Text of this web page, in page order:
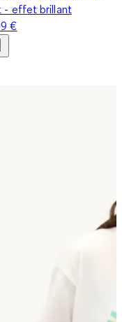
- effet brillant
€